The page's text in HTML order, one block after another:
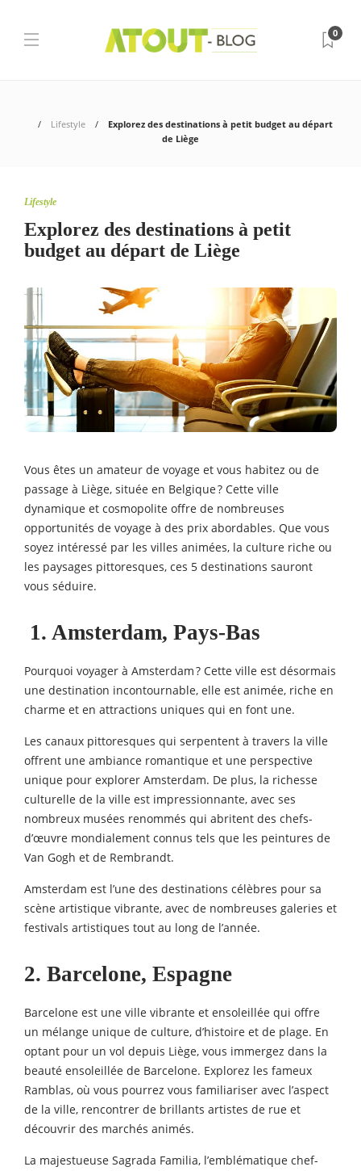
0
Lifestyle
Explorez des destinations à petit budget au départ
de Liège
Lifestyle
Explorez des destinations à petit
budget au départ de Liège
Vous êtes un amateur de voyage et vous habitez ou de
passage à Liège, située en Belgique ? Cette ville
dynamique et cosmopolite offre de nombreuses
opportunités de voyage à des prix abordables. Que vous
soyez intéressé par les villes animées, la culture riche ou
les paysages pittoresques, ces 5 destinations sauront
vous séduire.
1. Amsterdam, Pays-Bas
Pourquoi voyager à Amsterdam ? Cette ville est désormais
une destination incontournable, elle est animée, riche en
charme et en attractions uniques qui en font une.
Les canaux pittoresques qui serpentent à travers la ville
offrent une ambiance romantique et une perspective
unique pour explorer Amsterdam. De plus, la richesse
culturelle de la ville est impressionnante, avec ses
nombreux musées renommés qui abritent des chefs-
d’œuvre mondialement connus tels que les peintures de
Van Gogh et de Rembrandt.
Amsterdam est l’une des destinations célèbres pour sa
scène artistique vibrante, avec de nombreuses galeries et
festivals artistiques tout au long de l’année.
2. Barcelone, Espagne
Barcelone est une ville vibrante et ensoleillée qui offre
un mélange unique de culture, d’histoire et de plage. En
optant pour un vol depuis Liège, vous immergez dans la
beauté ensoleillée de Barcelone. Explorez les fameux
Ramblas, où vous pourrez vous familiariser avec l’aspect
de la ville, rencontrer de brillants artistes de rue et
découvrir des marchés animés.
La majestueuse Sagrada Familia, l’emblématique chef-